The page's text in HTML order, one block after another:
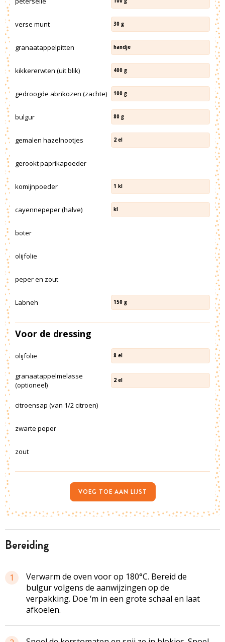
bereiding
1
Verwarm de oven voor op 180°C. Bereid de
bulgur volgens de aanwijzingen op de
verpakking. Doe ‘m in een grote schaal en laat
afkoelen.
verse munt 30 g
granaatappelpitten handje
kikkererwten (uit blik) 400 g
gedroogde abrikozen (zachte) 100 g
bulgur 80 g
gemalen hazelnootjes 2 el
gerookt paprikapoeder
komijnpoeder 1 kl
cayennepeper (halve) kl
boter
olijfolie
peper en zout
Labneh 150 g
Voor de dressing
olijfolie 8 el
granaatappelmelasse
(optioneel)
2 el
citroensap (van 1/2 citroen)
zwarte peper
zout
VOEG TOE AAN LIJST